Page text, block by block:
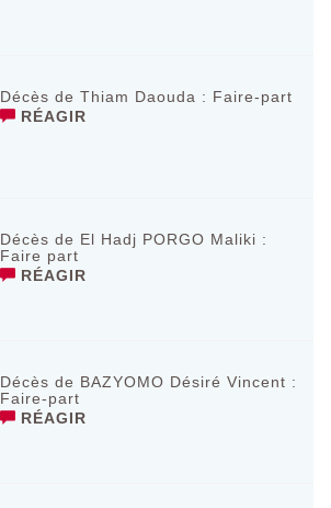
Décès de Thiam Daouda : Faire-part
RÉAGIR
Décès de El Hadj PORGO Maliki :
Faire part
RÉAGIR
Décès de BAZYOMO Désiré Vincent :
Faire-part
RÉAGIR